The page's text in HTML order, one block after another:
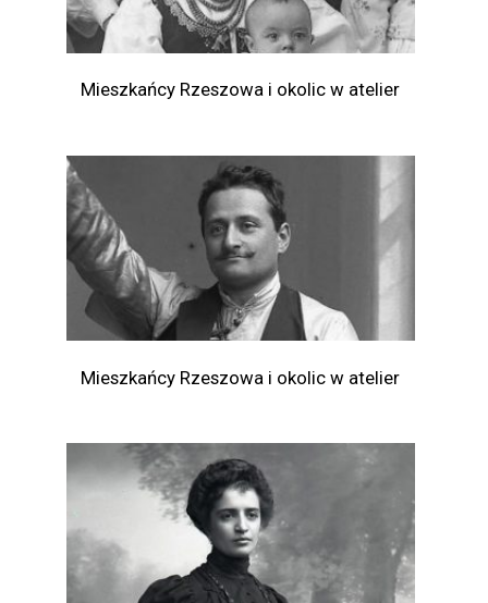
Mieszkańcy Rzeszowa i okolic w atelier
Mieszkańcy Rzeszowa i okolic w atelier